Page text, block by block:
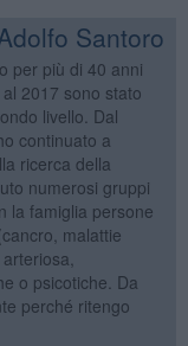
Santoro
per più di 40 anni
2017 sono stato
livello. Dal
continuato a
ricerca della
numerosi gruppi
la famiglia persone
malattie
o psicotiche. Da
perché ritengo